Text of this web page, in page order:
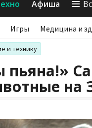
Афиша
Игры Медицина и
и технику
пьяна!»
на